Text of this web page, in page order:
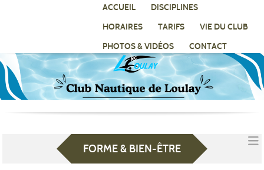
ACCUEIL
DISCIPLINES
HORAIRES
TARIFS
VIE DU CLUB
PHOTOS & VIDÉOS
CONTACT
FORME & BIEN-ÊTRE
Panneau de gestion des cookies